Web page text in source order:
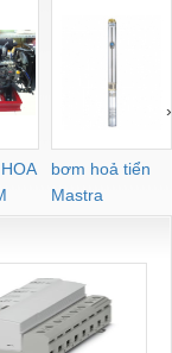
bơm hoả tiển
Mastra
›